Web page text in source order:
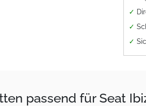
✓
✓
✓
passend für Seat